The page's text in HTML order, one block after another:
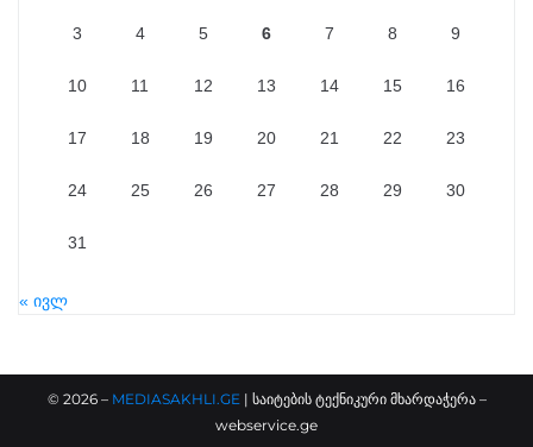
3 4 5 6 7 8 9
10 11 12 13 14 15 16
17 18 19 20 21 22 23
24 25 26 27 28 29 30
31
« ივლ
© 2026– MEDIASAKHLI.GE| საიტების ტექნიკური მხარდაჭერა –
webservice.ge